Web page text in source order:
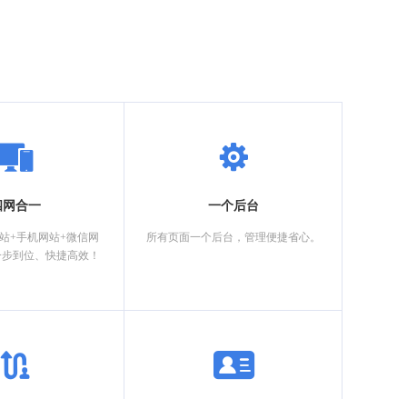
网合一
+手机网站+微信网
到位、快捷高效！
一个后台
所有页面一个后台，管理便捷省心。